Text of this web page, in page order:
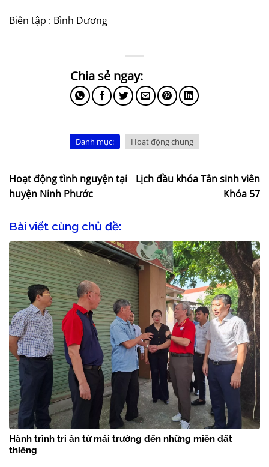
Biên tập : Bình Dương
Danh mục: Hoạt động chung
Hoạt động tình nguyện tại
huyện Ninh Phước
Lịch đầu khóa Tân sinh viên
Khóa 57
Bài viết cùng chủ đề:
Hành trình tri ân từ mái trường đến những miền đất
thiêng